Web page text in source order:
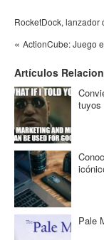
RocketDock,
« ActionCube: Juego
Artículos
tuyos
Pale